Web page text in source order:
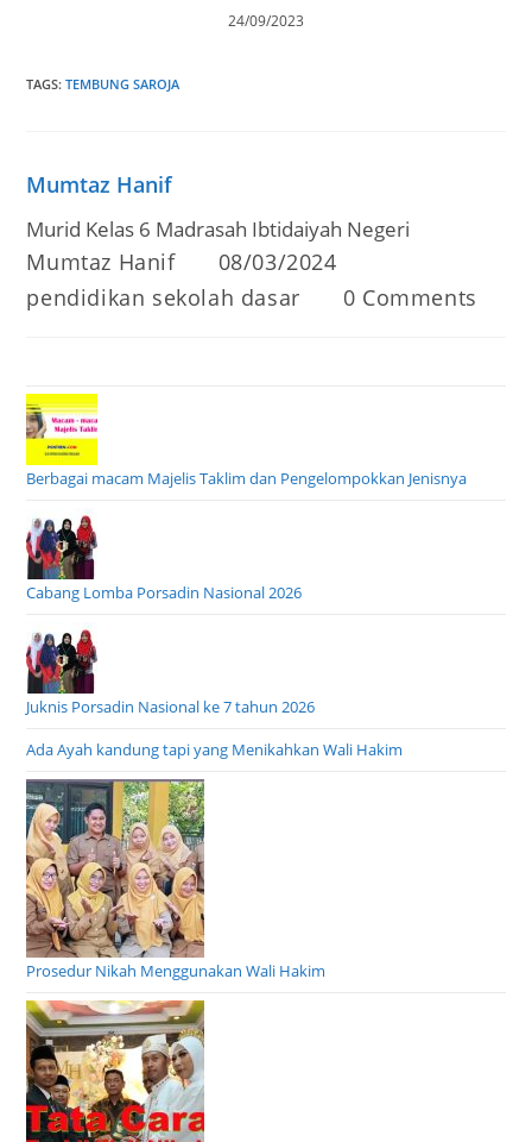
24/09/2023
TAGS:TEMBUNG SAROJA
Mumtaz Hanif
Murid Kelas 6 Madrasah Ibtidaiyah Negeri
Post
Mumtaz Hanif
Post
08/03/2024
Post
category:
pendidikan sekolah dasar
Post
0 Comments
Berbagai macam Majelis Taklim dan Pengelompokkan Jenisnya
Cabang Lomba Porsadin Nasional 2026
Juknis Porsadin Nasional ke 7 tahun 2026
Ada Ayah kandung tapi yang Menikahkan Wali Hakim
Prosedur Nikah Menggunakan Wali Hakim